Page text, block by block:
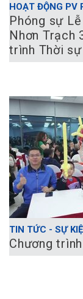
HOẠT ĐỘNG PV
Phóng sự
Nhơn Trạch
trình Thời
TIN TỨC - SỰ
Chương